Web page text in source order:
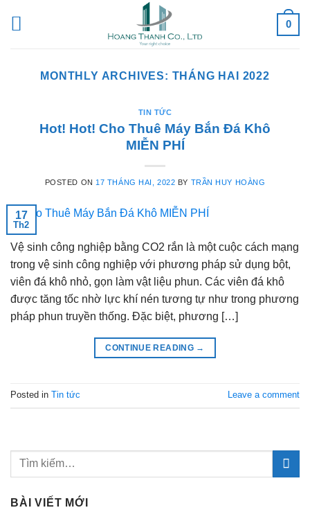
0
MONTHLY ARCHIVES: THÁNG HAI 2022
TIN TỨC
Hot! Hot! Cho Thuê Máy Bắn Đá Khô
MIỄN PHÍ
POSTED ON 17 THÁNG HAI, 2022 BY TRẦN HUY HOÀNG
17
Th2
Vệ sinh công nghiệp bằng CO2 rắn là một cuộc cách mạng
trong vệ sinh công nghiệp với phương pháp sử dụng bột,
viên đá khô nhỏ, gọn làm vật liệu phun. Các viên đá khô
được tăng tốc nhờ lực khí nén tương tự như trong phương
pháp phun truyền thống. Đặc biệt, phương […]
CONTINUE READING →
Posted in Tin tức Leave a comment
BÀI VIẾT MỚI